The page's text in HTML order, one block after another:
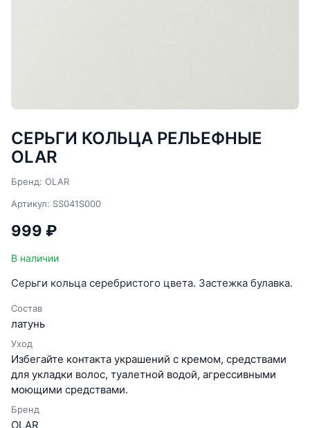
СЕРЬГИ КОЛЬЦА РЕЛЬЕФНЫЕ
OLAR
Бренд: OLAR
Артикул: SS041S000
999 ₽
В наличии
Серьги кольца серебристого цвета. Застежка булавка.
Состав
латунь
Уход
Избегайте контакта украшений с кремом, средствами
для укладки волос, туалетной водой, агрессивными
моющими средствами.
Бренд
OLAR